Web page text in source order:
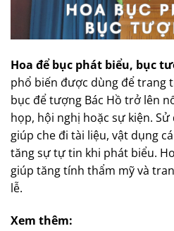
Hoa để bục phát biểu, bục
phổ biến được dùng để trang
bục để tượng Bác Hồ trở lên
họp, hội nghị hoặc sự kiện.
giúp che đi tài liệu, vật dụng
tăng sự tự tin khi phát biểu.
giúp tăng tính thẩm mỹ và
lễ.
Xem thêm: